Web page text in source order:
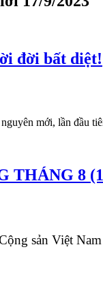
đời bất diệt!
mới, lần đầu
8
sản Việt